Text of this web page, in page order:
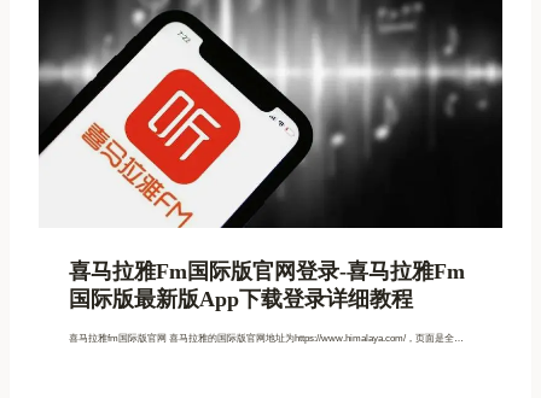
喜马拉雅fm国际版官网登录-喜马拉雅fm
国际版最新版app下载登录详细教程
喜马拉雅fm国际版官网 喜马拉雅的国际版官网地址为https://www.himalaya.com/，页面是全…